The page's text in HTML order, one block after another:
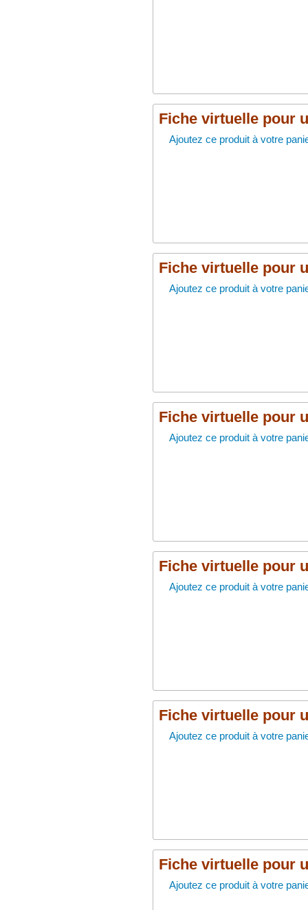
Fiche virtuelle pour
Ajoutez ce produit à votre
Fiche virtuelle pour
Ajoutez ce produit à votre
Fiche virtuelle pour
Ajoutez ce produit à votre
Fiche virtuelle pour
Ajoutez ce produit à votre
Fiche virtuelle pour
Ajoutez ce produit à votre
Fiche virtuelle pour
Ajoutez ce produit à votre